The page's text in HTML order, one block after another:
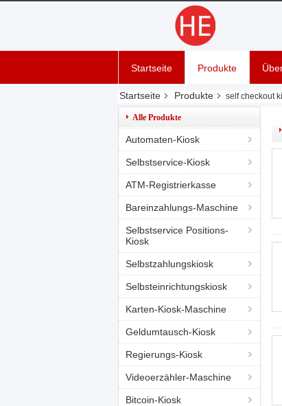
Startseite Produkte
Startseite Produkte self checkout
Alle Produkte
Automaten-Kiosk
Selbstservice-Kiosk
ATM-Registrierkasse
Bareinzahlungs-Maschine
Selbstservice Positions-
Kiosk
Selbstzahlungskiosk
Selbsteinrichtungskiosk
Karten-Kiosk-Maschine
Geldumtausch-Kiosk
Regierungs-Kiosk
Videoerzähler-Maschine
Bitcoin-Kiosk